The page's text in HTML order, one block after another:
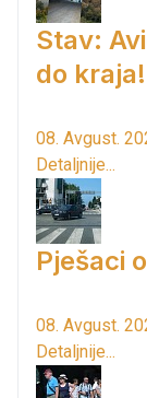
Stav:
do kraja!
08. Avgust.
Detaljnije...
Pješaci
08. Avgust.
Detaljnije...